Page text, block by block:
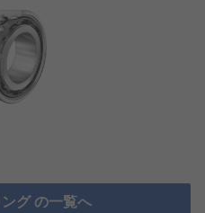
グ の一覧へ